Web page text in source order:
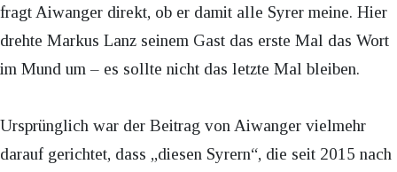
fragt Aiwanger direkt, ob er damit alle Syrer meine. Hier
drehte Markus Lanz seinem Gast das erste Mal das Wort
im Mund um – es sollte nicht das letzte Mal bleiben.
Ursprünglich war der Beitrag von Aiwanger vielmehr
darauf gerichtet, dass „diesen Syrern“, die seit 2015 nach